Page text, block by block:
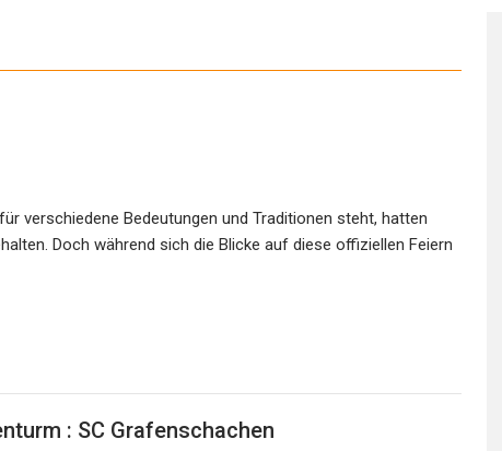
verschiedene Bedeutungen und Traditionen steht, hatten
Doch während sich die Blicke auf diese offiziellen Feiern
: SC Grafenschachen